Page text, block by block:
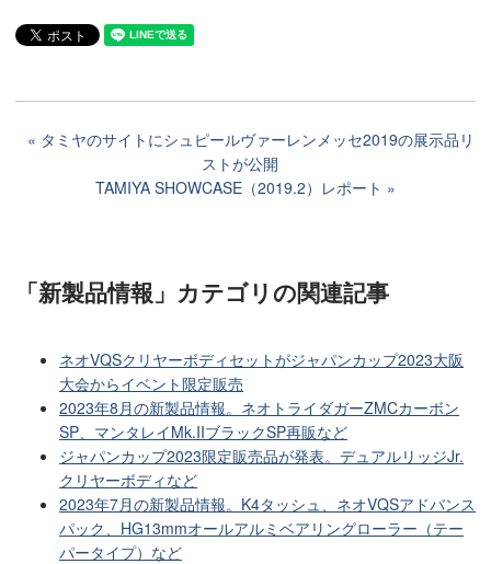
タミヤのサイトにシュピールヴァーレンメッセ2019の展示品リ
ストが公開
TAMIYA SHOWCASE（2019.2）レポート
「新製品情報」カテゴリの関連記事
ネオVQSクリヤーボディセットがジャパンカップ2023大阪
大会からイベント限定販売
2023年8月の新製品情報。ネオトライダガーZMCカーボン
SP、マンタレイMk.IIブラックSP再販など
ジャパンカップ2023限定販売品が発表。デュアルリッジJr.
クリヤーボディなど
2023年7月の新製品情報。K4タッシュ、ネオVQSアドバンス
パック、HG13mmオールアルミベアリングローラー（テー
パータイプ）など